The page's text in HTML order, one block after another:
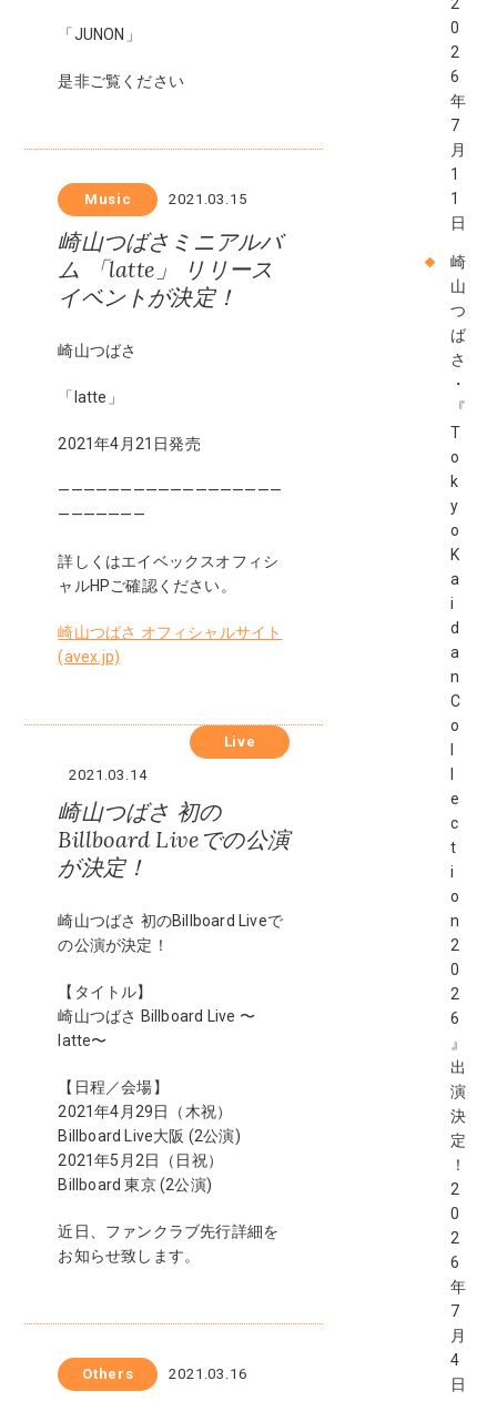
「JUNON」
是非ご覧ください
Music 2021.03.15
崎山つばさミニアルバ
ム 「latte」 リリース
イベントが決定！
崎山つばさ
「latte」
2021年4月21日発売
——————————————————
———————
詳しくはエイベックスオフィシ
ャルHPご確認ください。
崎山つばさ オフィシャルサイト
(avex.jp)
Live
2021.03.14
崎山つばさ 初の
Billboard Liveでの公演
が決定！
崎山つばさ 初のBillboard Liveで
の公演が決定！
【タイトル】
崎山つばさ Billboard Live 〜
latte〜
【日程／会場】
2021年4月29日（木祝）
Billboard Live大阪 (2公演)
2021年5月2日（日祝）
Billboard 東京 (2公演)
近日、ファンクラブ先行詳細を
お知らせ致します。
Others 2021.03.16
2
0
2
6
年
7
月
1
1
日
崎
山
つ
ば
さ
・
『
T
o
k
y
o
K
a
i
d
a
n
C
o
e
c
t
i
o
n
2
0
2
6
』
出
演
決
定
！
2
0
2
6
年
7
月
4
日